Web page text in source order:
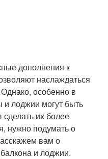
дополнения к
наслаждаться
особенно в
и лоджии могут быть
их более
нужно подумать о
вам о
балкона и лоджии.